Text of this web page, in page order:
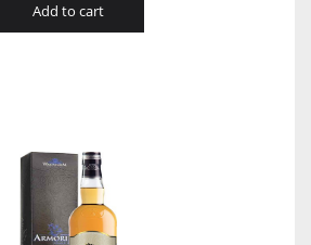
Add to cart